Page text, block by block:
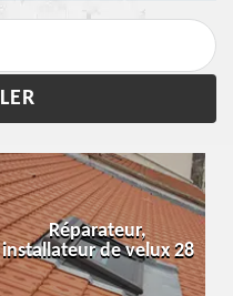
Réparateur,
installateur de velux 28